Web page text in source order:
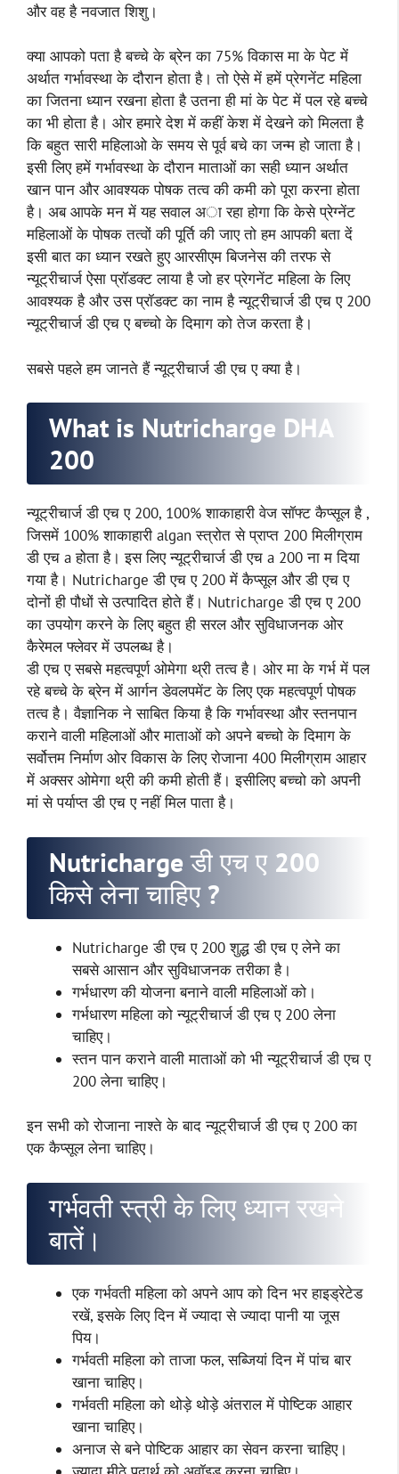
और वह है नवजात शिशु।
क्या आपको पता है बच्चे के ब्रेन का 75% विकास मा के पेट में
अर्थात गर्भावस्था के दौरान होता है। तो ऐसे में हमें प्रेगनेंट महिला
का जितना ध्यान रखना होता है उतना ही मां के पेट में पल रहे बच्चे
का भी होता है। ओर हमारे देश में कहीं केश में देखने को मिलता है
कि बहुत सारी महिलाओ के समय से पूर्व बचे का जन्म हो जाता है।
इसी लिए हमें गर्भावस्था के दौरान माताओं का सही ध्यान अर्थात
खान पान और आवश्यक पोषक तत्व की कमी को पूरा करना होता
है। अब आपके मन में यह सवाल अा रहा होगा कि केसे प्रेग्नेंट
महिलाओं के पोषक तत्वों की पूर्ति की जाए तो हम आपकी बता दें
इसी बात का ध्यान रखते हुए आरसीएम बिजनेस की तरफ से
न्यूट्रीचार्ज ऐसा प्रॉडक्ट लाया है जो हर प्रेगनेंट महिला के लिए
आवश्यक है और उस प्रॉडक्ट का नाम है न्यूट्रीचार्ज डी एच ए 200
न्यूट्रीचार्ज डी एच ए बच्चो के दिमाग को तेज करता है।
सबसे पहले हम जानते हैं न्यूट्रीचार्ज डी एच ए क्या है।
What is Nutricharge DHA
200
न्यूट्रीचार्ज डी एच ए 200, 100% शाकाहारी वेज सॉफ्ट कैप्सूल है ,
जिसमें 100% शाकाहारी algan स्त्रोत से प्राप्त 200 मिलीग्राम
डी एच a होता है। इस लिए न्यूट्रीचार्ज डी एच a 200 ना म दिया
गया है। Nutricharge डी एच ए 200 में कैप्सूल और डी एच ए
दोनों ही पौधों से उत्पादित होते हैं। Nutricharge डी एच ए 200
का उपयोग करने के लिए बहुत ही सरल और सुविधाजनक ओर
कैरेमल फ्लेवर में उपलब्ध है।
डी एच ए सबसे महत्वपूर्ण ओमेगा थ्री तत्व है। ओर मा के गर्भ में पल
रहे बच्चे के ब्रेन में आर्गन डेवलपमेंट के लिए एक महत्वपूर्ण पोषक
तत्व है। वैज्ञानिक ने साबित किया है कि गर्भावस्था और स्तनपान
कराने वाली महिलाओं और माताओं को अपने बच्चो के दिमाग के
सर्वोत्तम निर्माण ओर विकास के लिए रोजाना 400 मिलीग्राम आहार
में अक्सर ओमेगा थ्री की कमी होती हैं। इसीलिए बच्चो को अपनी
मां से पर्याप्त डी एच ए नहीं मिल पाता है।
Nutricharge डी एच ए 200
किसे लेना चाहिए ?
Nutricharge डी एच ए 200 शुद्ध डी एच ए लेने का
सबसे आसान और सुविधाजनक तरीका है।
गर्भधारण की योजना बनाने वाली महिलाओं को।
गर्भधारण महिला को न्यूट्रीचार्ज डी एच ए 200 लेना
चाहिए।
स्तन पान कराने वाली माताओं को भी न्यूट्रीचार्ज डी एच ए
200 लेना चाहिए।
इन सभी को रोजाना नाश्ते के बाद न्यूट्रीचार्ज डी एच ए 200 का
एक कैप्सूल लेना चाहिए।
गर्भवती स्त्री के लिए ध्यान रखने
बातें।
एक गर्भवती महिला को अपने आप को दिन भर हाइड्रेटेड
रखें, इसके लिए दिन में ज्यादा से ज्यादा पानी या जूस
पिय।
गर्भवती महिला को ताजा फल, सब्जियां दिन में पांच बार
खाना चाहिए।
गर्भवती महिला को थोड़े थोड़े अंतराल में पोष्टिक आहार
खाना चाहिए।
अनाज से बने पोष्टिक आहार का सेवन करना चाहिए।